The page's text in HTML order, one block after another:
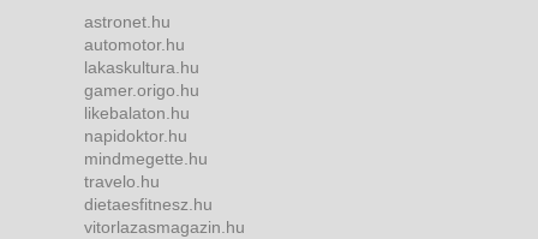
astronet.hu
automotor.hu
lakaskultura.hu
gamer.origo.hu
likebalaton.hu
napidoktor.hu
mindmegette.hu
travelo.hu
dietaesfitnesz.hu
vitorlazasmagazin.hu